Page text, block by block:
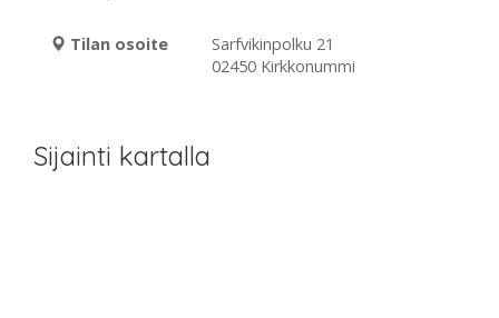
Tilan osoite
Sarfvikinpolku 21
02450 Kirkkonummi
Sijainti kartalla